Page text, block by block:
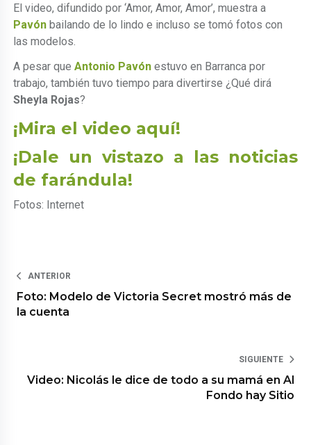
El video, difundido por ‘Amor, Amor, Amor’, muestra a
Pavón bailando de lo lindo e incluso se tomó fotos con
las modelos.
A pesar queAntonio Pavón estuvo en Barranca por
trabajo, también tuvo tiempo para divertirse ¿Qué dirá
Sheyla Rojas?
¡Mira el video aquí!
¡Dale un vistazo a las noticias
de farándula!
Fotos: Internet
ANTERIOR
Foto: Modelo de Victoria Secret mostró más de
la cuenta
SIGUIENTE
Video: Nicolás le dice de todo a su mamá en Al
Fondo hay Sitio